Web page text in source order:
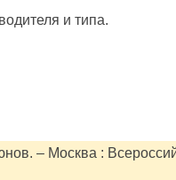
и типа.
– Москва :